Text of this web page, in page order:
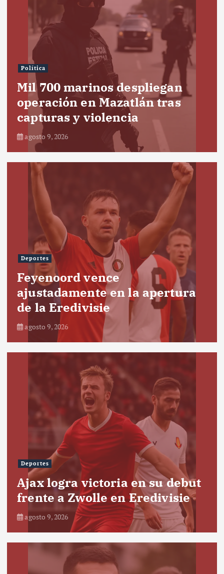
Política
Mil 700 marinos despliegan
operación en Mazatlán tras
capturas y violencia
agosto 9, 2026
Deportes
Feyenoord vence
ajustadamente en la apertura
de la Eredivisie
agosto 9, 2026
Deportes
Ajax logra victoria en su debut
frente a Zwolle en Eredivisie
agosto 9, 2026